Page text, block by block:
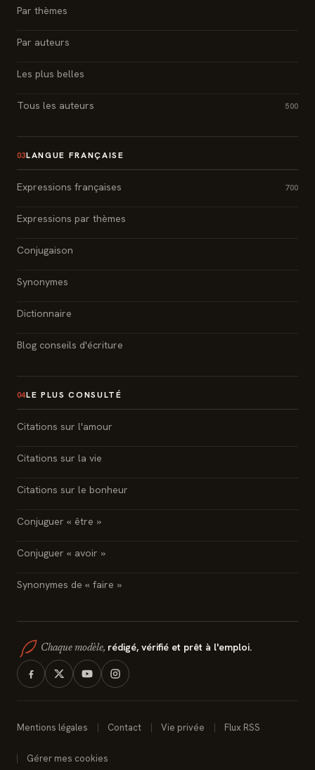
Par thèmes
Par auteurs
Les plus belles
Tous les auteurs 500
03LANGUE FRANÇAISE
Expressions françaises 700
Expressions par thèmes
Conjugaison
Synonymes
Dictionnaire
Blog conseils d'écriture
04LE PLUS CONSULTÉ
Citations sur l'amour
Citations sur la vie
Citations sur le bonheur
Conjuguer « être »
Conjuguer « avoir »
Synonymes de « faire »
Chaque modèle, rédigé, vérifié et prêt à l'emploi.
Mentions légales Contact Vie privée Flux RSS
Gérer mes cookies